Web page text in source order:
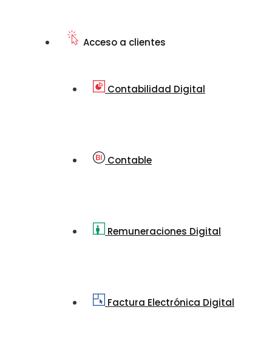
Acceso a clientes
Contabilidad Digital
Contable
Remuneraciones Digital
Factura Electrónica Digital